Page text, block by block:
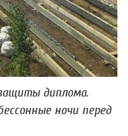
диплома.
ночи перед